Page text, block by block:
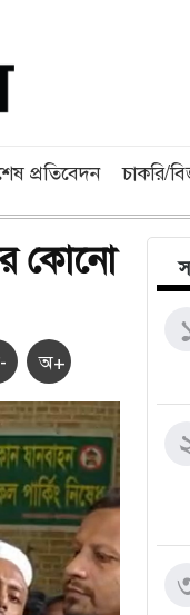
প্রতিবেদন চাকরি/
কোনো
অ+